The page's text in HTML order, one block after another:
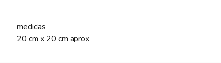
medidas
20 cm x 20 cm aprox